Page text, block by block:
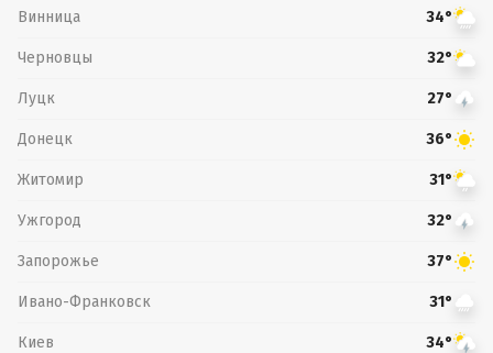
Винница 34°
Черновцы 32°
Луцк 27°
Донецк 36°
Житомир 31°
Ужгород 32°
Запорожье 37°
Ивано-Франковск 31°
Киев 34°